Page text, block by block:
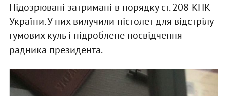
Підозрювані затримані в порядку ст. 208 КПК
України. У них вилучили пістолет для відстрілу
гумових куль і підроблене посвідчення
радника президента.